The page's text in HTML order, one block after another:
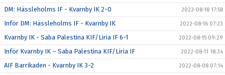
DM: Hässleholms IF - Kvarnby IK 2-0 2022-08-18 17:58
Inför DM: Hässleholms IF - Kvarnby IK 2022-08-16 07:23
Kvarnby IK - Saba Palestina KIF/Liria IF 6-1 2022-08-15 09:29
Inför Kvarnby IK – Saba Palestina KIF/Liria IF 2022-08-11 18:34
AIF Barrikaden - Kvarnby IK 3-2 2022-08-08 07:14